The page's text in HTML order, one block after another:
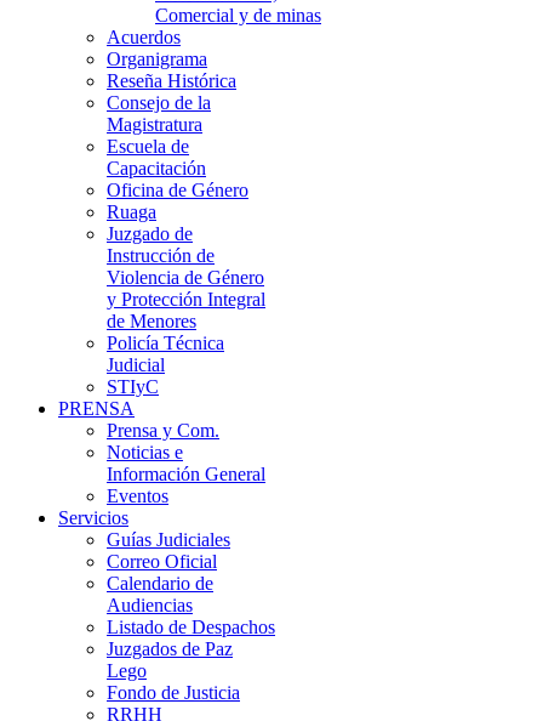
Comercial y de minas
Acuerdos
Organigrama
Reseña Histórica
Consejo de la
Magistratura
Escuela de
Capacitación
Oficina de Género
Ruaga
Juzgado de
Instrucción de
Violencia de Género
y Protección Integral
de Menores
Policía Técnica
Judicial
STIyC
PRENSA
Prensa y Com.
Noticias e
Información General
Eventos
Servicios
Guías Judiciales
Correo Oficial
Calendario de
Audiencias
Listado de Despachos
Juzgados de Paz
Lego
Fondo de Justicia
RRHH